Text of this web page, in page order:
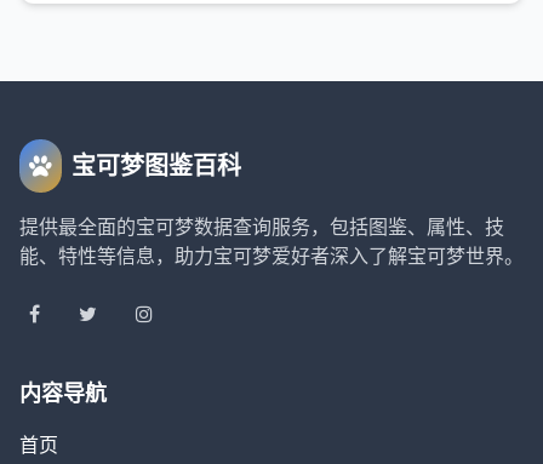
宝可梦图鉴百科
提供最全面的宝可梦数据查询服务，包括图鉴、属性、技
能、特性等信息，助力宝可梦爱好者深入了解宝可梦世界。
内容导航
首页